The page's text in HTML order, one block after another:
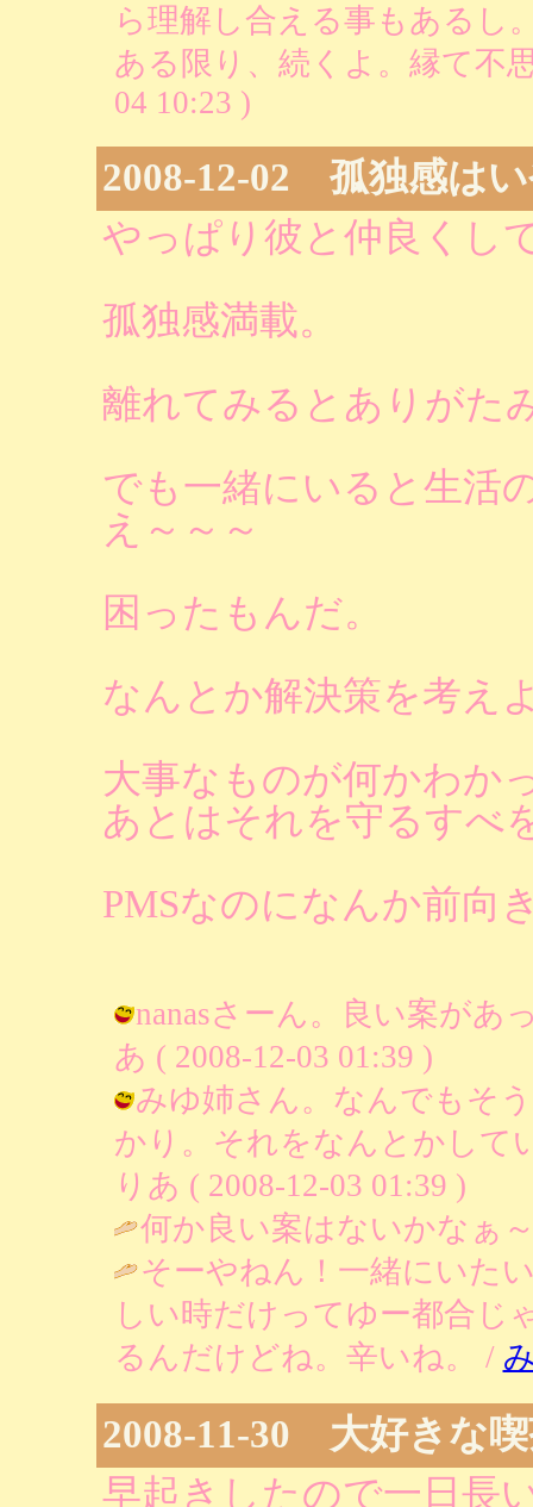
ら理解し合える事もあるし
ある限り、続くよ。縁て不
04 10:23 )
2008-12-02 孤独感は
やっぱり彼と仲良くし
孤独感満載。
離れてみるとありがた
でも一緒にいると生活
え～～～
困ったもんだ。
なんとか解決策を考え
大事なものが何かわか
あとはそれを守るすべ
PMSなのになんか前向
nanasさーん。良い案があ
あ ( 2008-12-03 01:39 )
みゆ姉さん。なんでもそ
かり。それをなんとかして
りあ ( 2008-12-03 01:39 )
何か良い案はないかなぁ
そーやねん！一緒にいた
しい時だけってゆー都合じ
るんだけどね。辛いね。 /
2008-11-30 大好きな
早起きしたので一日長